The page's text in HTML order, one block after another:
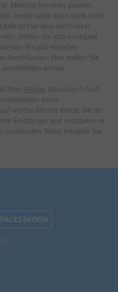
Manche Receiver passen
bieten aber dann doch nicht
ist hier also nicht alles!
sollten Sie sich eventuell
Es gibt einfache
Anschlüssen. Hier sollten Sie
wollen.
Ihrer Anlage abspielen? Auch
einen
welche Art und Weise Sie die
Empfänger und Verstärker ist
passenden Teilen erhalten Sie